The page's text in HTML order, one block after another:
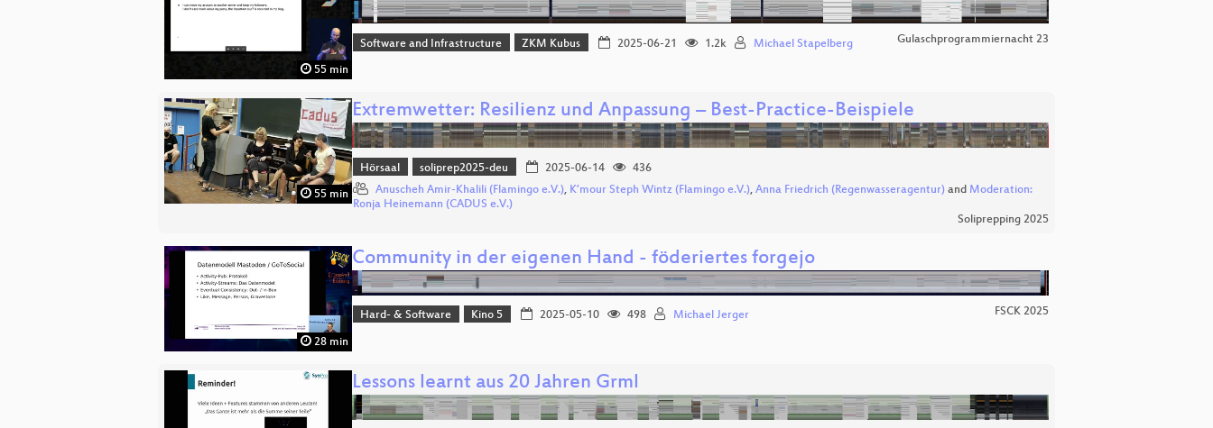
55 min
Software and Infrastructure ZKM Kubus 2025-06-21 1.2k Michael Stapelberg Gulaschprogrammiernacht 23
55 min
Extremwetter: Resilienz und Anpassung – Best-Practice-Beispiele
Hörsaal soliprep2025-deu 2025-06-14
436
Anuscheh Amir-Khalili (Flamingo e.V.), K’mour Steph Wintz (Flamingo e.V.), Anna Friedrich (Regenwasseragentur) and Moderation:
Ronja Heinemann (CADUS e.V.)
Soliprepping 2025
28 min
Community in der eigenen Hand - föderiertes forgejo
Hard- & Software Kino 5 2025-05-10 498 Michael Jerger FSCK 2025
Lessons learnt aus 20 Jahren Grml